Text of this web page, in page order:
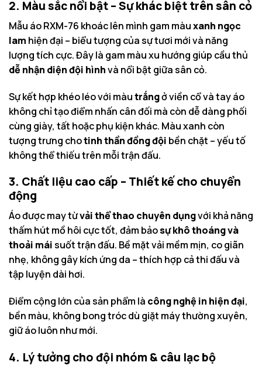
2. Màu sắc nổi bật – Sự khác biệt trên sân cỏ
Mẫu áo RXM-76 khoác lên mình gam màuxanh ngọc
lam hiện đại – biểu tượng của sự tươi mới và năng
lượng tích cực. Đây là gam màu xu hướng giúp cầu thủ
dễ nhận diện đội hìnhvà nổi bật giữa sân cỏ.
Sự kết hợp khéo léo với màutrắngở viền cổ và tay áo
không chỉ tạo điểm nhấn cân đối mà còn dễ dàng phối
cùng giày, tất hoặc phụ kiện khác. Màu xanh còn
tượng trưng chotinh thần đồng đội bền chặt – yếu tố
không thể thiếu trên mỗi trận đấu.
3. Chất liệu cao cấp – Thiết kế cho chuyển
động
Áo được may từvải thể thao chuyên dụngvới khả năng
thấm hút mồ hôi cực tốt, đảm bảosự khô thoáng và
thoải máisuốt trận đấu. Bề mặt vải mềm mịn, co giãn
nhẹ, không gây kích ứng da – thích hợp cả thi đấu và
tập luyện dài hơi.
Điểm cộng lớn của sản phẩm là công nghệ in hiện đại,
bền màu, không bong tróc dù giặt máy thường xuyên,
giữ áo luôn như mới.
4. Lý tưởng cho đội nhóm & câu lạc bộ